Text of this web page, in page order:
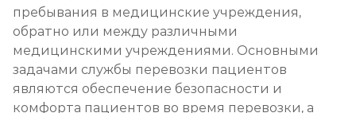
пребывания в медицинские учреждения,
обратно или между различными
медицинскими учреждениями. Основными
задачами службы перевозки пациентов
являются обеспечение безопасности и
комфорта пациентов во время перевозки, а